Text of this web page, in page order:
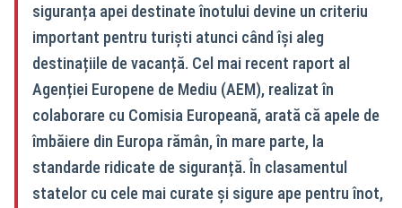
siguranța apei destinate înotului devine un criteriu
important pentru turiști atunci când își aleg
destinațiile de vacanță. Cel mai recent raport al
Agenției Europene de Mediu (AEM), realizat în
colaborare cu Comisia Europeană, arată că apele de
îmbăiere din Europa rămân, în mare parte, la
standarde ridicate de siguranță. În clasamentul
statelor cu cele mai curate și sigure ape pentru înot,